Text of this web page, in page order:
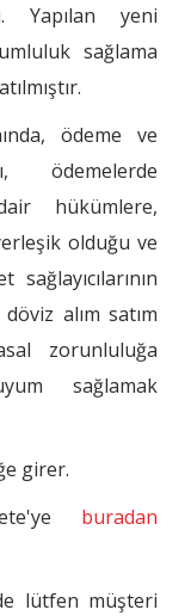
Yapılan yeni
sağlama
ödeme ve
ödemelerde
hükümlere,
olduğu ve
alım satım
zorunluluğa
sağlamak
girer.
buradan
lütfen müşteri